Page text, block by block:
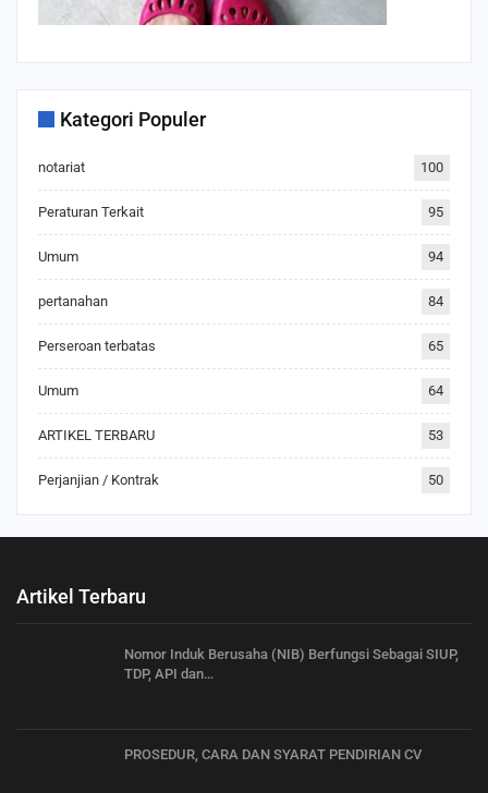
Kategori Populer
notariat 100
Peraturan Terkait 95
Umum 94
pertanahan 84
Perseroan terbatas 65
Umum 64
ARTIKEL TERBARU 53
Perjanjian / Kontrak 50
Artikel Terbaru
Nomor Induk Berusaha (NIB) Berfungsi Sebagai SIUP,
TDP, API dan…
PROSEDUR, CARA DAN SYARAT PENDIRIAN CV